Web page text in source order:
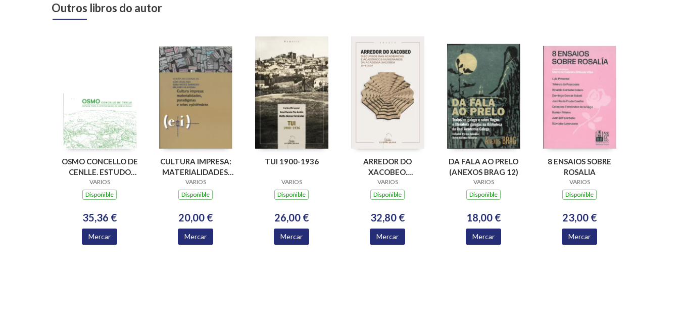
Outros libros do autor
OSMO CONCELLO DE
CENLLE. ESTUDO
PARA A
INTERVENCION NO
VARIOS
Dispoñible
35,36 €
Mercar
CULTURA IMPRESA:
MATERIALIDADES,
PARADIGMAS E
RETOS EPISTÉMICOS
VARIOS
Dispoñible
20,00 €
Mercar
TUI 1900-1936
VARIOS
Dispoñible
26,00 €
Mercar
ARREDOR DO
XACOBEO.
DISCURSO DAS
ACADEMICAS E
NUMERARIOS DA
ACADEMIA
XACOBEA 2016-
2024
VARIOS
Dispoñible
32,80 €
Mercar
DA FALA AO PRELO
(ANEXOS BRAG 12)
VARIOS
Dispoñible
18,00 €
Mercar
8 ENSAIOS SOBRE
ROSALIA
VARIOS
Dispoñible
23,00 €
Mercar